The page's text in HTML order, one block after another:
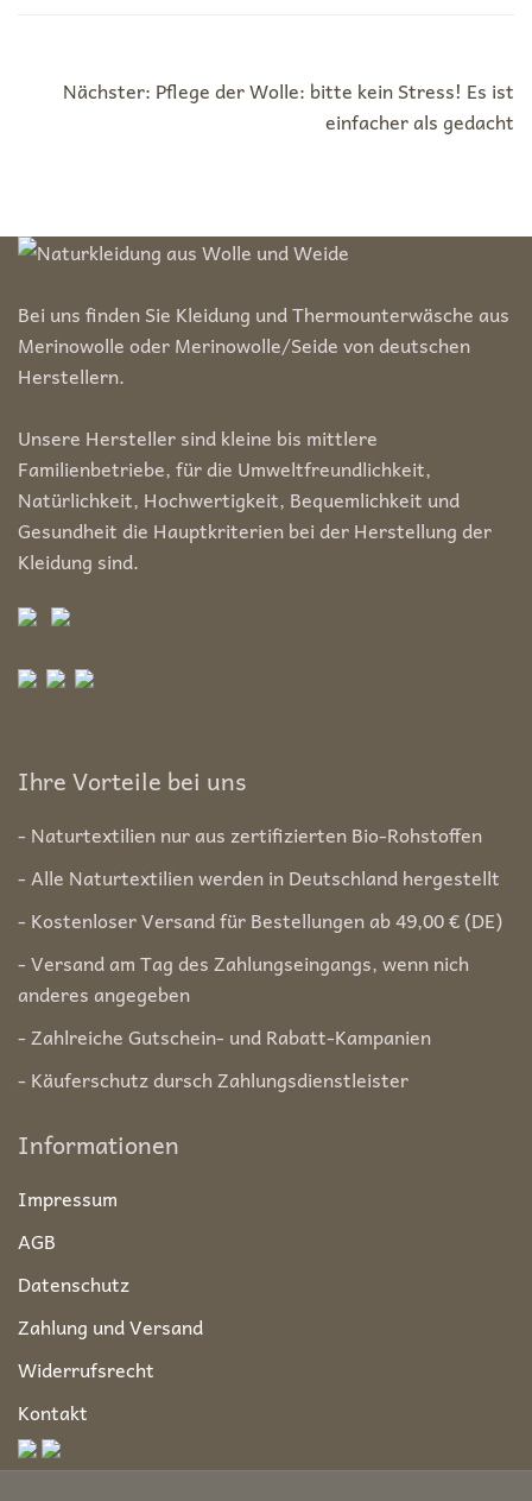
Beitragsnavigation
Nächster: Pflege der Wolle: bitte kein Stress! Es ist
einfacher als gedacht
Bei uns finden Sie Kleidung und Thermounterwäsche aus
Merinowolle oder Merinowolle/Seide von deutschen
Herstellern.
Unsere Hersteller sind kleine bis mittlere
Familienbetriebe, für die Umweltfreundlichkeit,
Natürlichkeit, Hochwertigkeit, Bequemlichkeit und
Gesundheit die Hauptkriterien bei der Herstellung der
Kleidung sind.
Ihre Vorteile bei uns
- Naturtextilien nur aus zertifizierten Bio-Rohstoffen
- Alle Naturtextilien werden in Deutschland hergestellt
- Kostenloser Versand für Bestellungen ab 49,00 € (DE)
- Versand am Tag des Zahlungseingangs, wenn nich
anderes angegeben
- Zahlreiche Gutschein- und Rabatt-Kampanien
- Käuferschutz dursch Zahlungsdienstleister
Informationen
Impressum
AGB
Datenschutz
Zahlung und Versand
Widerrufsrecht
Kontakt